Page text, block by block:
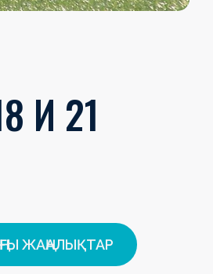
И 21
ЖАҢАЛЫҚТАР